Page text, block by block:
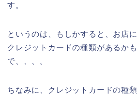
す。
というのは、もしかすると、お店
クレジットカードの種類があるか
で、、、。
ちなみに、クレジットカードの種類